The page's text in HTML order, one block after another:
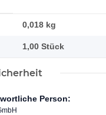
0,018 kg
1,00 Stück
Person: